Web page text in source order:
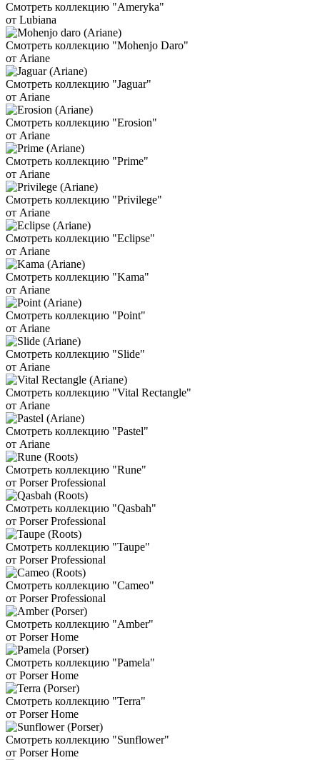
Смотреть коллекцию "Ameryka"
от Lubiana
Смотреть коллекцию "Mohenjo Daro"
от Ariane
Смотреть коллекцию "Jaguar"
от Ariane
Смотреть коллекцию "Erosion"
от Ariane
Смотреть коллекцию "Prime"
от Ariane
Смотреть коллекцию "Privilege"
от Ariane
Смотреть коллекцию "Eclipse"
от Ariane
Смотреть коллекцию "Kama"
от Ariane
Смотреть коллекцию "Point"
от Ariane
Смотреть коллекцию "Slide"
от Ariane
Смотреть коллекцию "Vital Rectangle"
от Ariane
Смотреть коллекцию "Pastel"
от Ariane
Смотреть коллекцию "Rune"
от Porser Professional
Смотреть коллекцию "Qasbah"
от Porser Professional
Смотреть коллекцию "Taupe"
от Porser Professional
Смотреть коллекцию "Cameo"
от Porser Professional
Смотреть коллекцию "Amber"
от Porser Home
Смотреть коллекцию "Pamela"
от Porser Home
Смотреть коллекцию "Terra"
от Porser Home
Смотреть коллекцию "Sunflower"
от Porser Home